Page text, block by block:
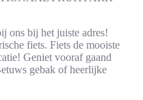
ons bij het juiste adres!
fiets. Fiets de mooiste
Geniet vooraf gaand
gebak of heerlijke